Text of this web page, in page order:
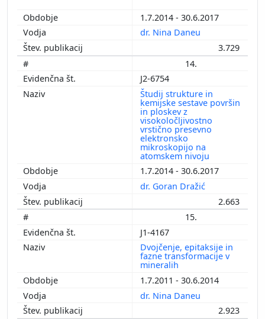
1.7.2014 - 30.6.2017
dr. Nina Daneu
3.729
14.
J2-6754
Študij strukture in
kemijske sestave površin
in ploskev z
visokoločljivostno
vrstično presevno
elektronsko
mikroskopijo na
atomskem nivoju
1.7.2014 - 30.6.2017
dr. Goran Dražić
2.663
15.
J1-4167
Dvojčenje, epitaksije in
fazne transformacije v
mineralih
1.7.2011 - 30.6.2014
dr. Nina Daneu
2.923